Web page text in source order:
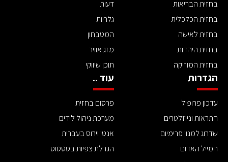
בחזית הבריאות
בחזית הכלכלית
בחזית לאישה
בחזית היהדות
בחזית המוזיקה
דעות
גלריות
המטבחון
מזג אוויר
תוכן שיווקי
הגדרות
עדכון פרופיל
התראות וניוזלטרים
שדרוג למנוי פרימיום
המייל האדום
עוד ..
פרסום בחזית
מערכת ניהול לידים
אנטי וירוס בעברית
הגדלת צפיות בסטטוס